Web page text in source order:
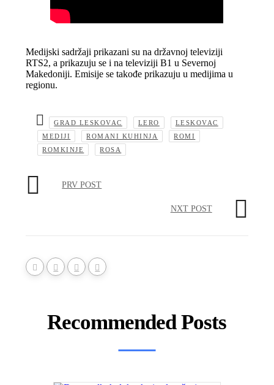
Medijski sadržaji prikazani su na državnoj televiziji
RTS2, a prikazuju se i na televiziji B1 u Severnoj
Makedoniji. Emisije se takođe prikazuju u medijima u
regionu.
GRAD LESKOVAC LERO
LESKOVAC
MEDIJI
ROMANI KUHINJA
ROMI
ROMKINJE
ROSA
PRV POST
NXT POST
Recommended Posts